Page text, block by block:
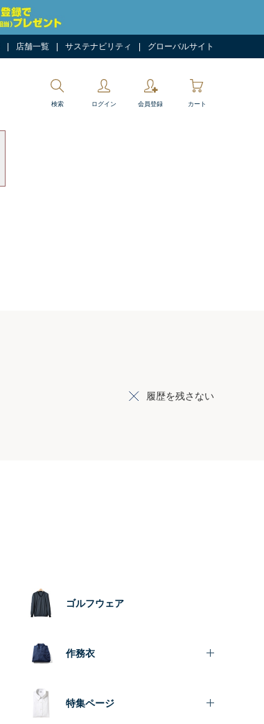
店舗一覧 サステナビリティ グローバルサイト
検索 ログイン 会員登録 カート
履歴を残さない
ゴルフウェア
作務衣
特集ページ